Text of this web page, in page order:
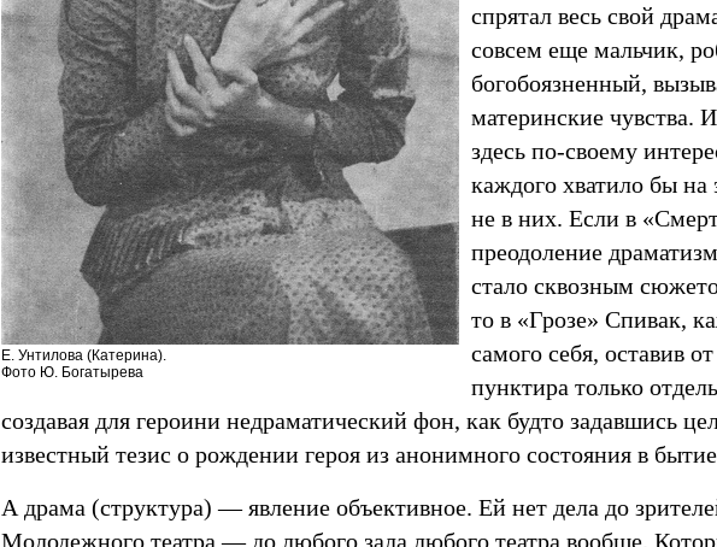
Е. Унтилова (Катерина).
Фото Ю. Богатырева
спрятал весь свой
совсем еще мальчик,
богобоязненный,
материнские чувства.
здесь по-своему
каждого хватило бы на
не в них. Если в
преодоление
стало сквозным
то в «Грозе» Спивак,
самого себя, оставив
пунктира только
создавая для героини недраматический фон, как будто задавшись
известный тезис о рождении героя из анонимного состояния в
А драма (структура) — явление объективное. Ей нет дела до
Молодежного театра — до любого зала любого театра вообще.